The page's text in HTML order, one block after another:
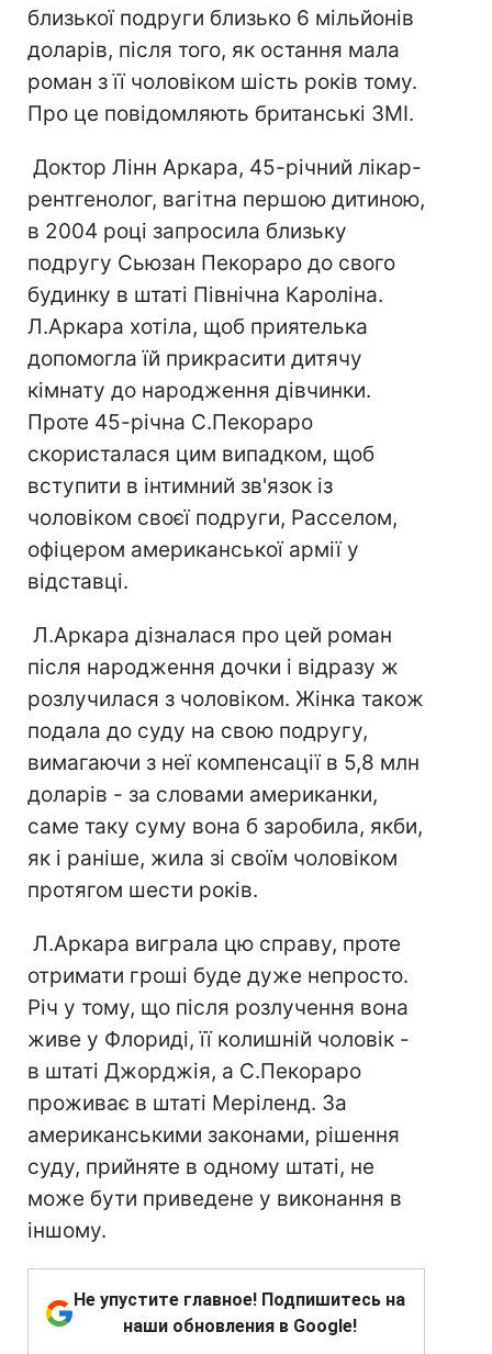
близької подруги близько 6 мільйонів
доларів, після того, як остання мала
роман з її чоловіком шість років тому.
Про це повідомляють британські ЗМІ.
Доктор Лінн Аркара, 45-річний лікар-
рентгенолог, вагітна першою дитиною,
в 2004 році запросила близьку
подругу Сьюзан Пекораро до свого
будинку в штаті Північна Кароліна.
Л.Аркара хотіла, щоб приятелька
допомогла їй прикрасити дитячу
кімнату до народження дівчинки.
Проте 45-річна С.Пекораро
скористалася цим випадком, щоб
вступити в інтимний зв'язок із
чоловіком своєї подруги, Расселом,
офіцером американської армії у
відставці.
Л.Аркара дізналася про цей роман
після народження дочки і відразу ж
розлучилася з чоловіком. Жінка також
подала до суду на свою подругу,
вимагаючи з неї компенсації в 5,8 млн
доларів - за словами американки,
саме таку суму вона б заробила, якби,
як і раніше, жила зі своїм чоловіком
протягом шести років.
Л.Аркара виграла цю справу, проте
отримати гроші буде дуже непросто.
Річ у тому, що після розлучення вона
живе у Флориді, її колишній чоловік -
в штаті Джорджія, а С.Пекораро
проживає в штаті Меріленд. За
американськими законами, рішення
суду, прийняте в одному штаті, не
може бути приведене у виконання в
іншому.
Не упустите главное! Подпишитесь на
наши обновления в Google!